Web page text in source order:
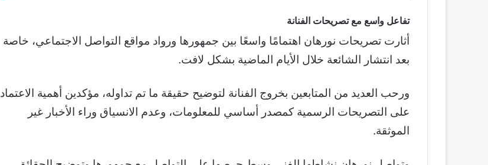
تفاعل واسع مع تصريحات الفنانة
أثارت تصريحات نورهان اهتمامًا واسعًا بين جمهورها ورواد مواقع التواصل الاجتماعي، خاصة
بعد انتشار الشائعة خلال الأيام الماضية بشكل لافت.
ورحب العديد من المتابعين بخروج الفنانة لتوضيح حقيقة ما تم تداوله، مؤكدين أهمية الاعتماد
على التصريحات الرسمية كمصدر أساسي للمعلومات، وعدم الانسياق وراء الأخبار غير
الموثقة.